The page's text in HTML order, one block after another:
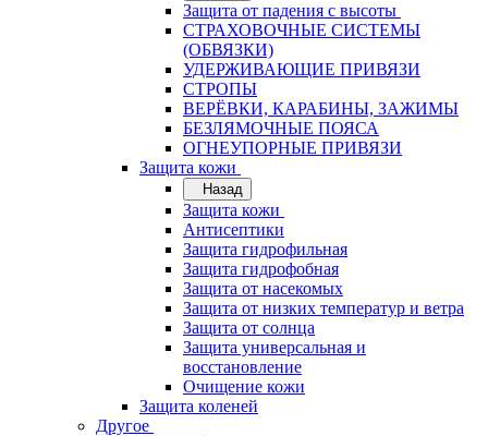
Защита от падения с высоты
СТРАХОВОЧНЫЕ СИСТЕМЫ
(ОБВЯЗКИ)
УДЕРЖИВАЮЩИЕ ПРИВЯЗИ
СТРОПЫ
ВЕРЁВКИ, КАРАБИНЫ, ЗАЖИМЫ
БЕЗЛЯМОЧНЫЕ ПОЯСА
ОГНЕУПОРНЫЕ ПРИВЯЗИ
Защита кожи
Назад
Защита кожи
Антисептики
Защита гидрофильная
Защита гидрофобная
Защита от насекомых
Защита от низких температур и ветра
Защита от солнца
Защита универсальная и
восстановление
Очищение кожи
Защита коленей
Другое